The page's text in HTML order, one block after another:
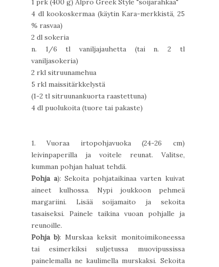
1 prk (400 g) Alpro Greek Style "soijarahkaa"
4 dl kookoskermaa (käytin Kara-merkkistä, 25
% rasvaa)
2 dl sokeria
n. 1/6 tl vaniljajauhetta (tai n. 2 tl
vaniljasokeria)
2 rkl sitruunamehua
5 rkl maissitärkkelystä
(1-2 tl sitruunankuorta raastettuna)
4 dl puolukoita (tuore tai pakaste)
1. Vuoraa irtopohjavuoka (24-26 cm)
leivinpaperilla ja voitele reunat. Valitse,
kumman pohjan haluat tehdä.
Pohja a): Sekoita pohjataikinaa varten kuivat
aineet kulhossa. Nypi joukkoon pehmeä
margariini. Lisää soijamaito ja sekoita
tasaiseksi. Painele taikina vuoan pohjalle ja
reunoille.
Pohja b): Murskaa keksit monitoimikoneessa
tai esimerkiksi suljetussa muovipussissa
painelemalla ne kaulimella murskaksi. Sekoita